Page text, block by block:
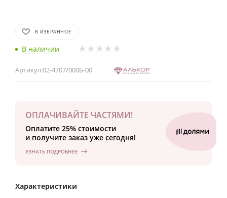
В ИЗБРАННОЕ
В наличии
Артикул:02-4707/000Б-00
ОПЛАЧИВАЙТЕ ЧАСТЯМИ!
Оплатите 25% стоимости
и получите заказ уже сегодня!
УЗНАТЬ ПОДРОБНЕЕ
Характеристики